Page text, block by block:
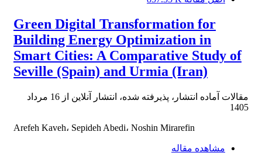
Green Digital Transformation for
Building Energy Optimization in
Smart Cities: A Comparative Study of
Seville (Spain) and Urmia (Iran)
مقالات آماده انتشار، پذیرفته شده، انتشار آنلاین از
16 مرداد
1405
Arefeh Kaveh، Sepideh Abedi، Noshin Mirarefin
مشاهده مقاله